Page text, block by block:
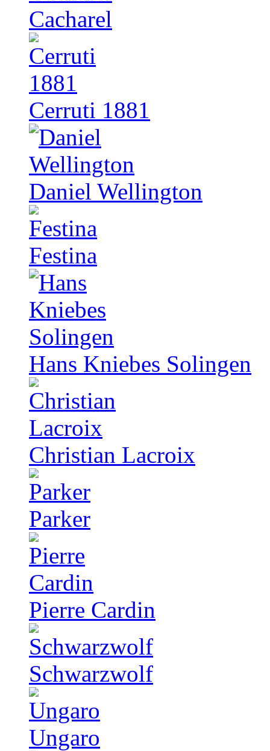
Cacharel
Cerruti 1881
Daniel Wellington
Festina
Hans Kniebes Solingen
Christian Lacroix
Parker
Pierre Cardin
Schwarzwolf
Ungaro